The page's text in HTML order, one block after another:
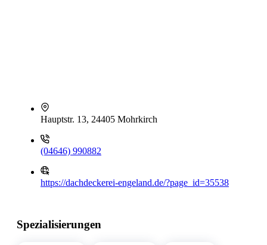
Hauptstr. 13, 24405 Mohrkirch
(04646) 990882
https://dachdeckerei-engeland.de/?page_id=35538
Spezialisierungen